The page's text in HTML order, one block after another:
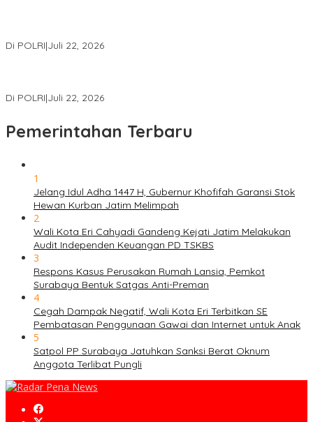
Di POLRI|Juli 22, 2026
Di POLRI|Juli 22, 2026
Pemerintahan Terbaru
1
Jelang Idul Adha 1447 H, Gubernur Khofifah Garansi Stok
Hewan Kurban Jatim Melimpah
2
Wali Kota Eri Cahyadi Gandeng Kejati Jatim Melakukan
Audit Independen Keuangan PD TSKBS
3
Respons Kasus Perusakan Rumah Lansia, Pemkot
Surabaya Bentuk Satgas Anti-Preman
4
Cegah Dampak Negatif, Wali Kota Eri Terbitkan SE
Pembatasan Penggunaan Gawai dan Internet untuk Anak
5
Satpol PP Surabaya Jatuhkan Sanksi Berat Oknum
Anggota Terlibat Pungli